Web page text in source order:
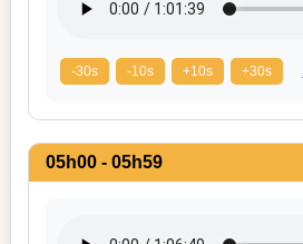
-30s -10s +10s +30s
05h00 - 05h59